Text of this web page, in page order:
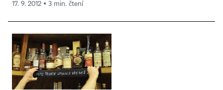
17. 9. 2012 ▪ 3 min. čtení